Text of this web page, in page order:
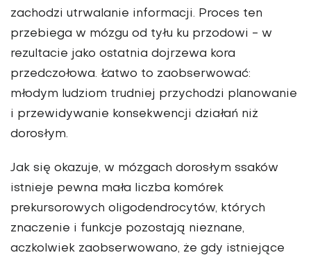
zachodzi utrwalanie informacji. Proces ten
przebiega w mózgu od tyłu ku przodowi - w
rezultacie jako ostatnia dojrzewa kora
przedczołowa. Łatwo to zaobserwować:
młodym ludziom trudniej przychodzi planowanie
i przewidywanie konsekwencji działań niż
dorosłym.
Jak się okazuje, w mózgach dorosłym ssaków
istnieje pewna mała liczba komórek
prekursorowych oligodendrocytów, których
znaczenie i funkcje pozostają nieznane,
aczkolwiek zaobserwowano, że gdy istniejące